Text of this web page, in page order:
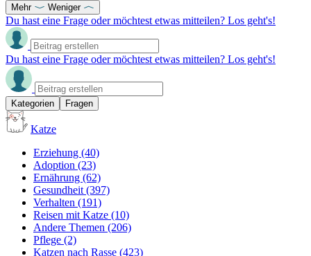
Mehr Weniger
Du hast eine Frage oder möchtest etwas mitteilen? Los geht's!
Du hast eine Frage oder möchtest etwas mitteilen? Los geht's!
Kategorien Fragen
Katze
Erziehung (40)
Adoption (23)
Ernährung (62)
Gesundheit (397)
Verhalten (191)
Reisen mit Katze (10)
Andere Themen (206)
Pflege (2)
Katzen nach Rasse (423)